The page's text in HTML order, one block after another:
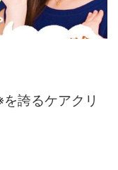
誇るケアクリ